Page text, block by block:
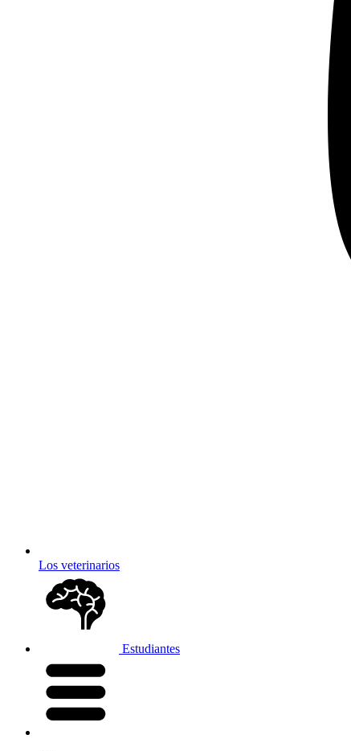
Los veterinarios
Estudiantes